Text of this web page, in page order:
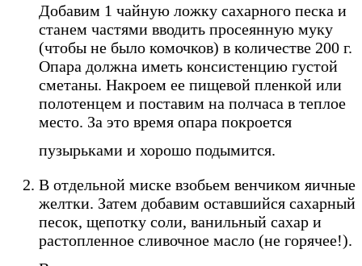
Добавим 1 чайную ложку сахарного песка и
станем частями вводить просеянную муку
(чтобы не было комочков) в количестве 200 г.
Опара должна иметь консистенцию густой
сметаны. Накроем ее пищевой пленкой или
полотенцем и поставим на полчаса в теплое
место. За это время опара покроется
пузырьками и хорошо подымится.
В отдельной миске взобьем венчиком яичные
желтки. Затем добавим оставшийся сахарный
песок, щепотку соли, ванильный сахар и
растопленное сливочное масло (не горячее!).